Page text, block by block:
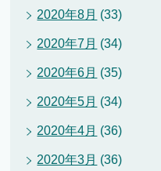
2020年8月 (33)
2020年7月 (34)
2020年6月 (35)
2020年5月 (34)
2020年4月 (36)
2020年3月 (36)